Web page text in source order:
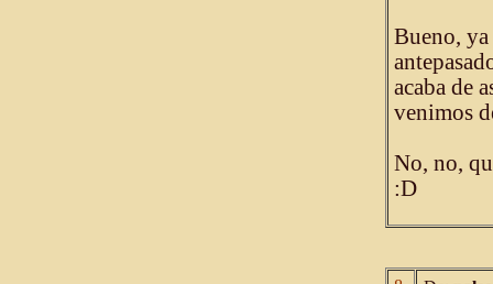
Bueno,
acaba de
venimos
No, no,
:D